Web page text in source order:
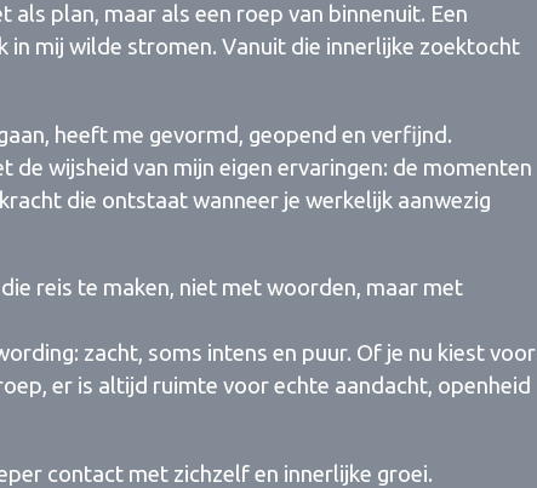
als plan, maar als een roep van binnenuit. Een
mij wilde stromen. Vanuit die innerlijke zoektocht
heeft me gevormd, geopend en verfijnd.
de wijsheid van mijn eigen ervaringen: de momenten
die ontstaat wanneer je werkelijk aanwezig
reis te maken, niet met woorden, maar met
zacht, soms intens en puur. Of je nu kiest voor
er is altijd ruimte voor echte aandacht, openheid
contact met zichzelf en innerlijke groei.